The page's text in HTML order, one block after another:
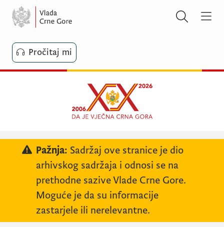
Pročitaj mi
Pažnja: Sadržaj ove stranice je dio
arhivskog sadržaja i odnosi se na
prethodne sazive Vlade Crne Gore.
Moguće je da su informacije
zastarjele ili nerelevantne.